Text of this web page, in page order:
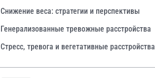
Снижение веса: стратегии и перспективы
Генерализованные тревожные расстройства
Стресс, тревога и вегетативные расстройства